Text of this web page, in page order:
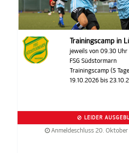
Trainingscamp in
jeweils von 09.30 Uhr
FSG Südstormarn
Trainingscamp (5
19.10.2026 bis
LEIDER
Anmeldeschluss 20.